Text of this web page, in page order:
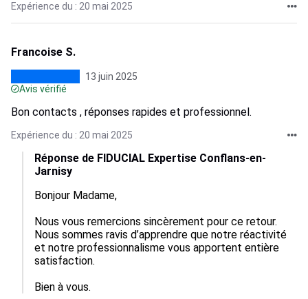
Expérience du : 20 mai 2025
Francoise S.
13 juin 2025
Avis vérifié
Bon contacts , réponses rapides et professionnel.
Expérience du : 20 mai 2025
Réponse de FIDUCIAL Expertise Conflans-en-
Jarnisy
Bonjour Madame,
Nous vous remercions sincèrement pour ce retour.
Nous sommes ravis d’apprendre que notre réactivité
et notre professionnalisme vous apportent entière
satisfaction.
Bien à vous.